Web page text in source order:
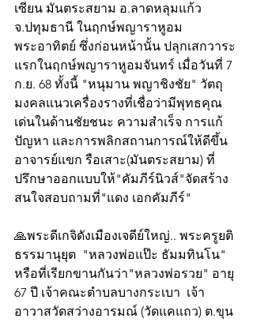
เซียน มันตระสยาม อ.ลาดหลุมแก้ว
จ.ปทุมธานี ในฤกษ์พญาราหูอม
พระอาทิตย์ ซึ่งก่อนหน้านั้น ปลุกเสกวาระ
แรกในฤกษ์พญาราหูอมจันทร์ เมื่อวันที่ 7
ก.ย. 68 ทั้งนี้ "หนุมาน พญาชิงชัย" วัตถุ
มงคลแนวเครื่องรางที่เชื่อว่ามีพุทธคุณ
เด่นในด้านชัยชนะ ความสำเร็จ การแก้
ปัญหา และการพลิกสถานการณ์ให้ดีขึ้น
อาจารย์แขก รือเสาะ(มันตระสยาม) ที่
ปรึกษาออกแบบให้"คัมภีร์นิวส์"จัดสร้าง
สนใจสอบถามที่"แดง เอกคัมภีร์"
🙏พระดีเกจิดังเมืองเจดีย์ใหญ่.. พระครูยติ
ธรรมานุยุต  "หลวงพ่อแป๊ะ ธัมมทินโน"
หรือที่เรียกขานกันว่า"หลวงพ่อรวย" อายุ
67 ปี เจ้าคณะตำบลบางกระเบา  เจ้า
อาวาสวัดสว่างอารมณ์ (วัดแคแถว) ต.ขุน